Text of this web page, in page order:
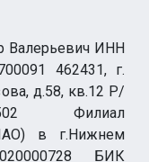
Валерьевич ИНН
462431, г.
д.58, кв.12 Р/
Филиал
в г.Нижнем
БИК